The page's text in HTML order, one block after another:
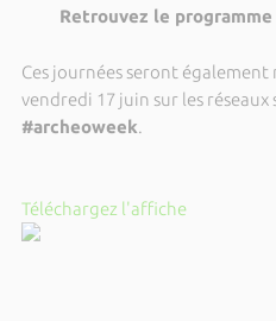
Retrouvez le
Ces journées seront également
vendredi 17 juin sur les réseaux
#archeoweek.
Téléchargez l'affiche